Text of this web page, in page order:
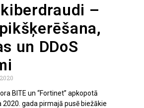
–
un DDoS
BITE un “Fortinet” apkopotā
gada pirmajā pusē biežākie